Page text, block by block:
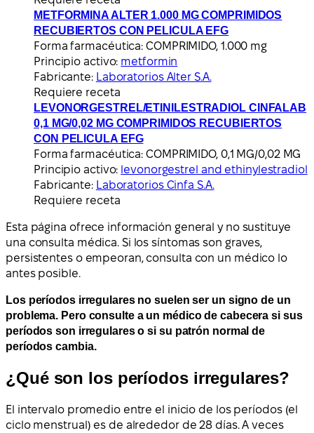
METFORMINA ALTER 1.000 MG COMPRIMIDOS
RECUBIERTOS CON PELICULA EFG
Forma farmacéutica: COMPRIMIDO, 1.000 mg
Principio activo: metformin
Fabricante: Laboratorios Alter S.A.
Requiere receta
LEVONORGESTREL/ETINILESTRADIOL CINFALAB
0,1 MG/0,02 MG COMPRIMIDOS RECUBIERTOS
CON PELICULA EFG
Forma farmacéutica: COMPRIMIDO, 0,1 MG/0,02 MG
Principio activo: levonorgestrel and ethinylestradiol
Fabricante: Laboratorios Cinfa S.A.
Requiere receta
Esta página ofrece información general y no sustituye
una consulta médica. Si los síntomas son graves,
persistentes o empeoran, consulta con un médico lo
antes posible.
Los períodos irregulares no suelen ser un signo de un
problema. Pero consulte a un médico de cabecera si sus
períodos son irregulares o si su patrón normal de
períodos cambia.
¿Qué son los períodos irregulares?
El intervalo promedio entre el inicio de los períodos (el
ciclo menstrual) es de alrededor de 28 días. A veces